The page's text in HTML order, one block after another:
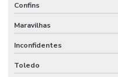
Confins
Maravilhas
Inconfidentes
Toledo